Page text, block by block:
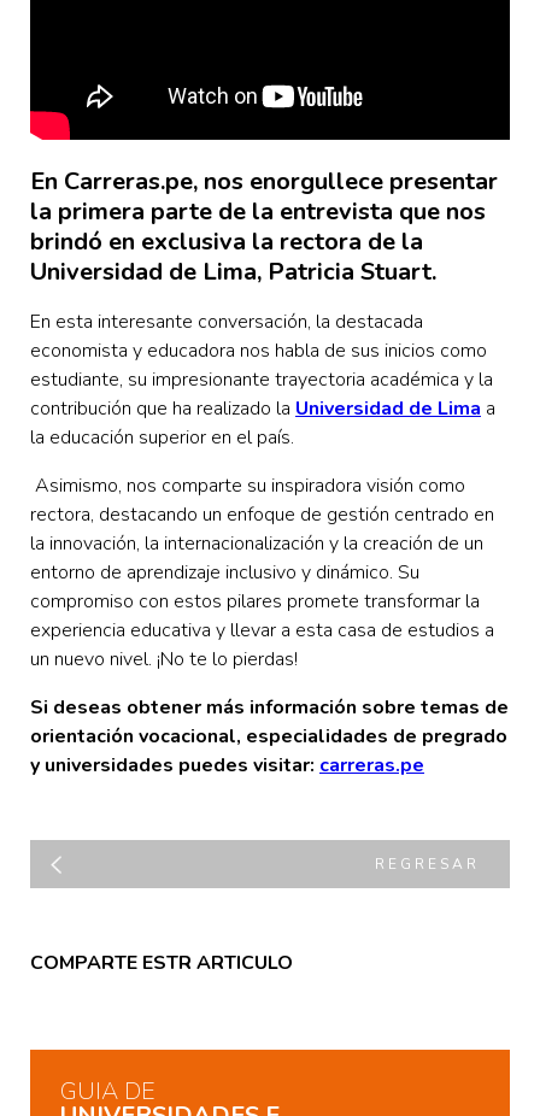
En Carreras.pe, nos enorgullece presentar
la primera parte de la entrevista que nos
brindó en exclusiva la rectora de la
Universidad de Lima, Patricia Stuart.
En esta interesante conversación, la destacada
economista y educadora nos habla de sus inicios como
estudiante, su impresionante trayectoria académica y la
contribución que ha realizado la Universidad de Lima a
la educación superior en el país.
Asimismo, nos comparte su inspiradora visión como
rectora, destacando un enfoque de gestión centrado en
la innovación, la internacionalización y la creación de un
entorno de aprendizaje inclusivo y dinámico. Su
compromiso con estos pilares promete transformar la
experiencia educativa y llevar a esta casa de estudios a
un nuevo nivel. ¡No te lo pierdas!
Si deseas obtener más información sobre temas de
orientación vocacional, especialidades de pregrado
y universidades puedes visitar: carreras.pe
REGRESAR
COMPARTE ESTR ARTICULO
GUIA DE